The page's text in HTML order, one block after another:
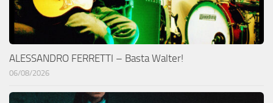
ALESSANDRO FERRETTI – Basta Walter!
06/08/2026